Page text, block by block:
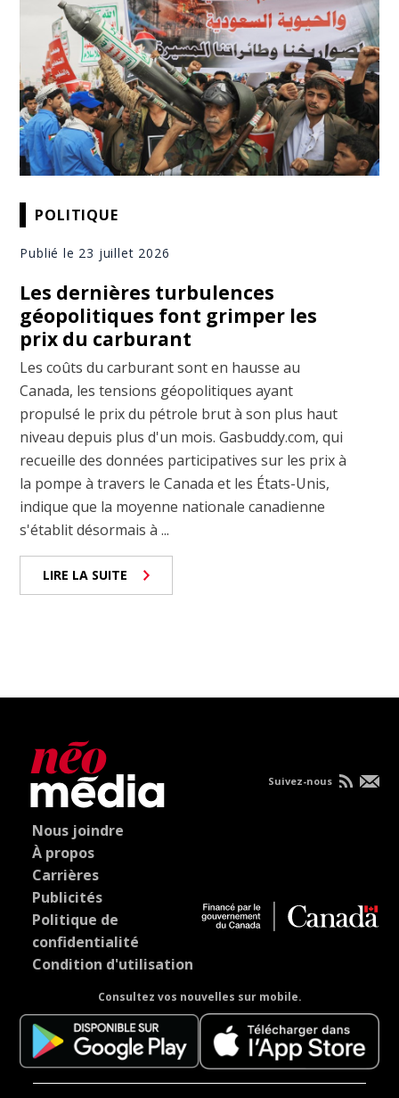
POLITIQUE
Publié le 23 juillet 2026
Les dernières turbulences
géopolitiques font grimper les
prix du carburant
Les coûts du carburant sont en hausse au
Canada, les tensions géopolitiques ayant
propulsé le prix du pétrole brut à son plus haut
niveau depuis plus d'un mois. Gasbuddy.com, qui
recueille des données participatives sur les prix à
la pompe à travers le Canada et les États-Unis,
indique que la moyenne nationale canadienne
s'établit désormais à ...
LIRE LA SUITE
Nous joindre
À propos
Carrières
Publicités
Politique de
confidentialité
Condition d'utilisation
Consultez vos nouvelles sur mobile.
Suivez-nous